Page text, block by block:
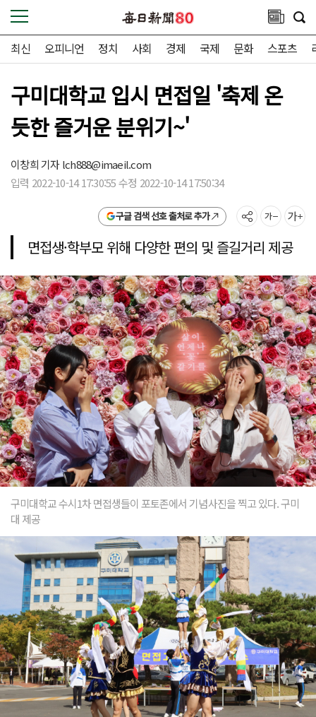
최신 오피니언 정치 사회 경제 국제 문화 스포츠
구미대학교 입시 면접일 '축제 온
듯한 즐거운 분위기~'
이창희 기자lch888@imaeil.com
입력 2022-10-14 17:30:55 수정 2022-10-14 17:50:34
구글 검색 선호 출처로 추가
면접생·학부모 위해 다양한 편의 및 즐길거리 제공
구미대학교 수시1차 면접생들이 포토존에서 기념사진을 찍고 있다. 구미
대 제공